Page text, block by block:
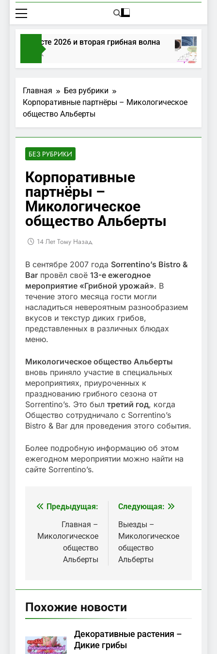
в августе 2026 и вторая грибная волна
Главная
Без рубрики
Корпоративные партнёры – Микологическое
общество Альберты
БЕЗ РУБРИКИ
Корпоративные
партнёры –
Микологическое
общество Альберты
14 Лет Тому Назад
В сентябре 2007 года Sorrentino’s Bistro &
Bar провёл своё 13-е ежегодное
мероприятие «Грибной урожай». В
течение этого месяца гости могли
насладиться невероятным разнообразием
вкусов и текстур диких грибов,
представленных в различных блюдах
меню.
Микологическое общество Альберты
вновь приняло участие в специальных
мероприятиях, приуроченных к
празднованию грибного сезона от
Sorrentino’s. Это был третий год, когда
Общество сотрудничало с Sorrentino’s
Bistro & Bar для проведения этого события.
Более подробную информацию об этом
ежегодном мероприятии можно найти на
сайте Sorrentino’s.
Навигация
записям
Предыдущая:
Главная –
Микологическое
общество
Альберты
Следующая:
Выезды –
Микологическое
общество
Альберты
Похожие новости
Декоративные растения –
Дикие грибы